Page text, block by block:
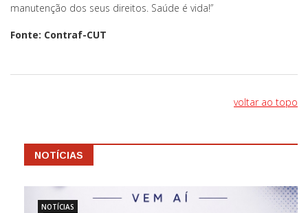
manutenção dos seus direitos. Saúde é vida!”
Fonte: Contraf-CUT
voltar ao topo
NOTÍCIAS
NOTÍCIAS